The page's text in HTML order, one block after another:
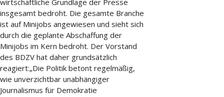
wirtschaftliche Grundlage der Presse
insgesamt bedroht. Die gesamte Branche
ist auf Minijobs angewiesen und sieht sich
durch die geplante Abschaffung der
Minijobs im Kern bedroht. Der Vorstand
des BDZV hat daher grundsätzlich
reagiert:„Die Politik betont regelmäßig,
wie unverzichtbar unabhängiger
Journalismus für Demokratie